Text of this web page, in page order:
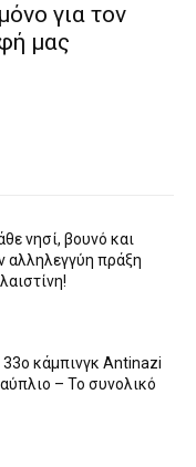
για τον
μας
νησί, βουνό και
αλληλεγγύη πράξη
33ο κάμπινγκ Antinazi
– Το συνολικό